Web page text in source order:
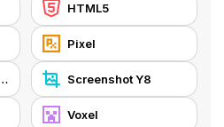
HTML5
Pixel
più Alto di Y8 Screenshot Y8
Voxel